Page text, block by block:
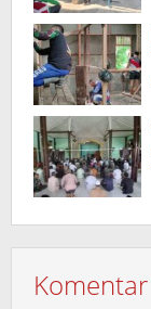
Komentar